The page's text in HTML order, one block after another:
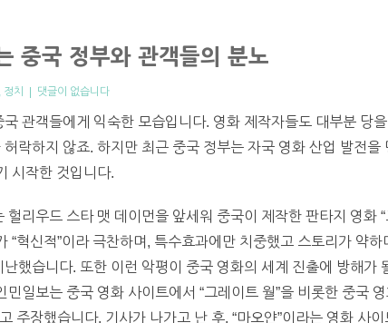
중국 정부와 관객들의 분노
, 정치 | 댓글이 없습니다
관객들에게 익숙한 모습입니다. 영화 제작자들도 대부분 당
락하지 않죠. 하지만 최근 중국 정부는 자국 영화 산업 발전을
시작한 것입니다.
리우드 스타 맷 데이먼을 앞세워 중국이 제작한 판타지 영화
“혁신적”이라 극찬하며, 특수효과에만 치중했고 스토리가 약
했습니다. 또한 이런 악평이 중국 영화의 세계 진출에 방해가
일보는 중국 영화 사이트에서 “그레이트 월”을 비롯한 중국
주장했습니다. 기사가 나가고 난 후, “마오얀”이라는 영화 사